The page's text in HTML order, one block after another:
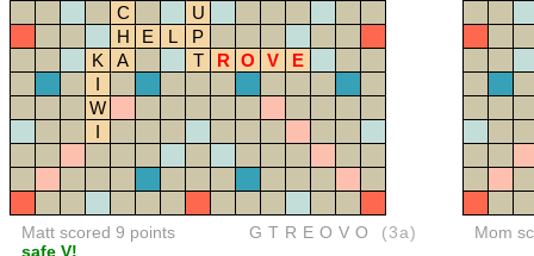
C
U
H
E L
P
K
A T R O V
E
I
W
I
Matt scored 9 points
safe V!
GTREOVO (3a) Mom